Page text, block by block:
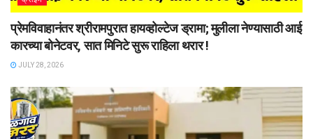
प्रेमविवाहानंतर श्रीरामपुरात हायव्होल्टेज ड्रामा; मुलीला नेण्यासाठी आई
कारच्या बोनेटवर, सात मिनिटे सुरू राहिला थरार !
JULY 28, 2026